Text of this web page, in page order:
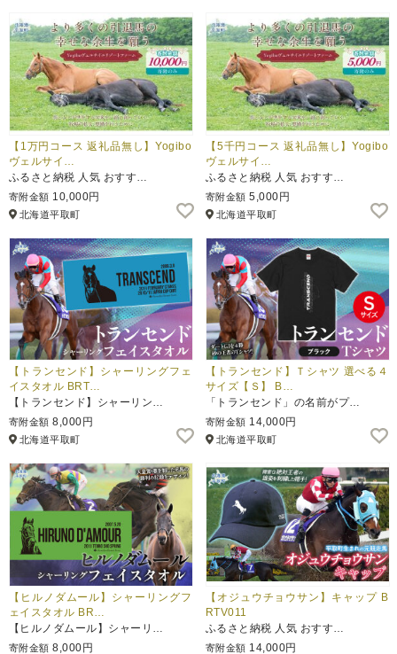
【1万円コース 返礼品無し】Yogibo
ヴェルサイ…
ふるさと納税 人気 おすす…
寄附金額 10,000円
北海道平取町
【5千円コース 返礼品無し】Yogibo
ヴェルサイ…
ふるさと納税 人気 おすす…
寄附金額 5,000円
北海道平取町
【トランセンド】シャーリングフェ
イスタオル BRT…
【トランセンド】シャーリン…
寄附金額 8,000円
北海道平取町
【トランセンド】Ｔシャツ 選べる４
サイズ【Ｓ】 B…
「トランセンド」の名前がプ…
寄附金額 14,000円
北海道平取町
【ヒルノダムール】シャーリングフ
ェイスタオル BR…
【ヒルノダムール】シャーリ…
寄附金額 8,000円
【オジュウチョウサン】キャップ B
RTV011
ふるさと納税 人気 おすす…
寄附金額 14,000円